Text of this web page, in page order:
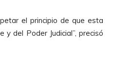
el principio de que esta
del Poder Judicial”, precisó